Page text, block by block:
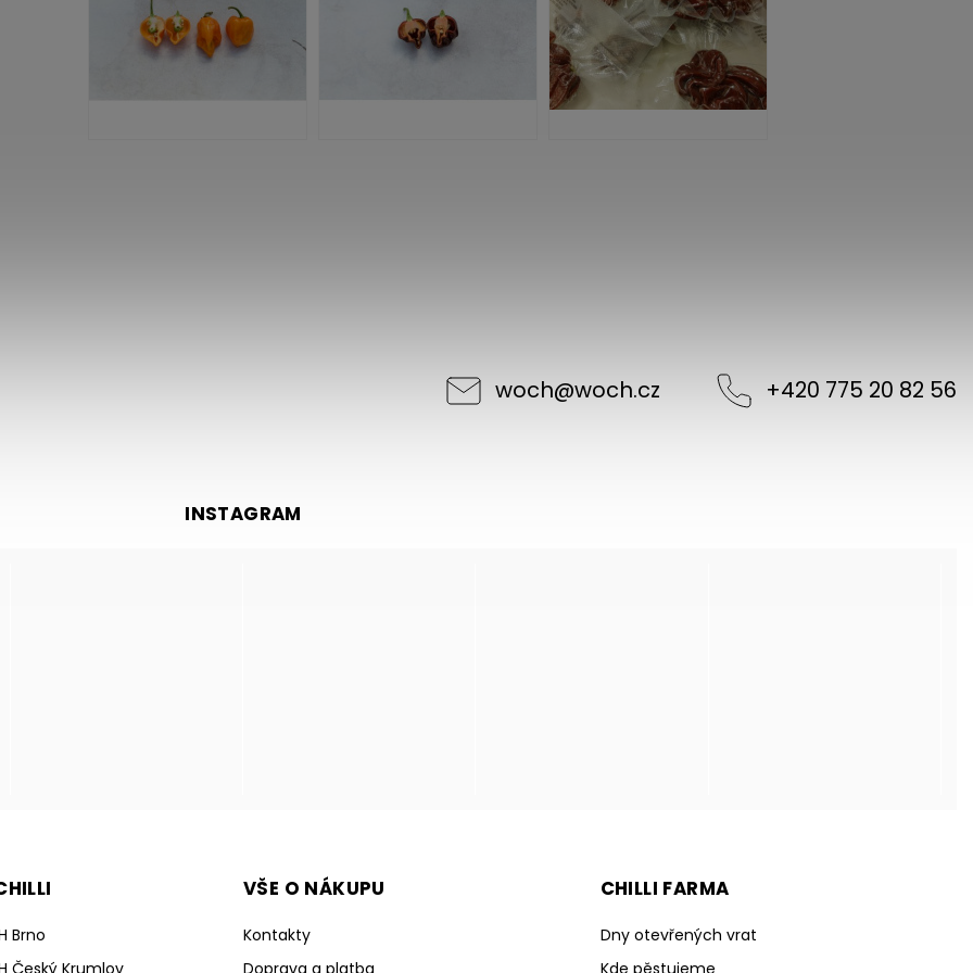
woch@woch.cz +420 775 20 82 56
Brno
VŠE O NÁKUPU
Kontakty
CHILLI FARMA
Dny otevřených vrat
INSTAGRAM